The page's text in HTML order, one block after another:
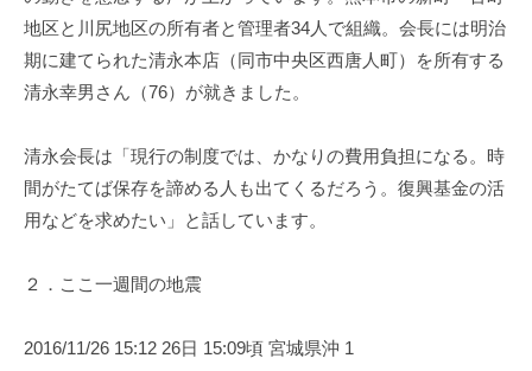
地区と川尻地区の所有者と管理者34人で組織。会長には明治
期に建てられた清永本店（同市中央区西唐人町）を所有する
清永幸男さん（76）が就きました。
清永会長は「現行の制度では、かなりの費用負担になる。時
間がたてば保存を諦める人も出てくるだろう。復興基金の活
用などを求めたい」と話しています。
２．ここ一週間の地震
2016/11/26 15:12 26日 15:09頃 宮城県沖 1